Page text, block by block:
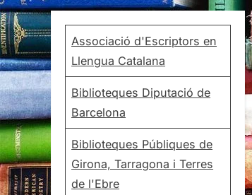
Associació d'Escriptors en
Llengua Catalana
Biblioteques Diputació de
Barcelona
Biblioteques Públiques de
Girona, Tarragona i Terres
de l'Ebre